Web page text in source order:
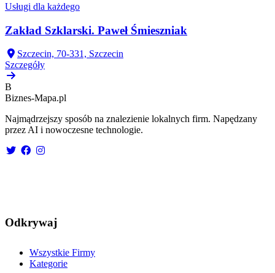
Usługi dla każdego
Zakład Szklarski. Paweł Śmieszniak
Szczecin, 70-331, Szczecin
Szczegóły
B
Biznes-Mapa.pl
Najmądrzejszy sposób na znalezienie lokalnych firm. Napędzany
przez AI i nowoczesne technologie.
Odkrywaj
Wszystkie Firmy
Kategorie